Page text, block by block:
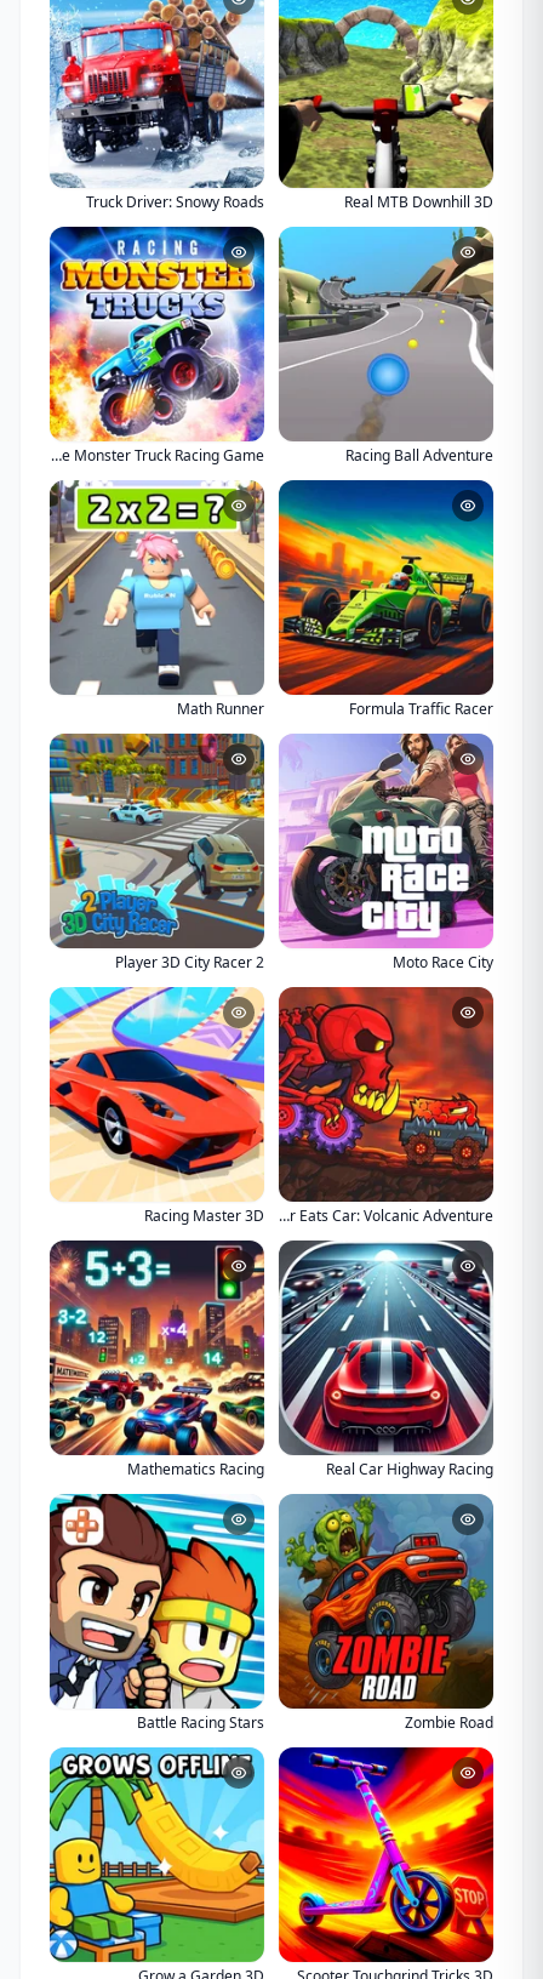
Real MTB Downhill 3D
Truck Driver: Snowy Roads
Racing Ball Adventure
Mega Truck Race Monster Truck Racing Game
Formula Traffic Racer
Math Runner
Moto Race City
2 Player 3D City Racer
Car Eats Car: Volcanic Adventure
Racing Master 3D
Real Car Highway Racing
Mathematics Racing
Zombie Road
Battle Racing Stars